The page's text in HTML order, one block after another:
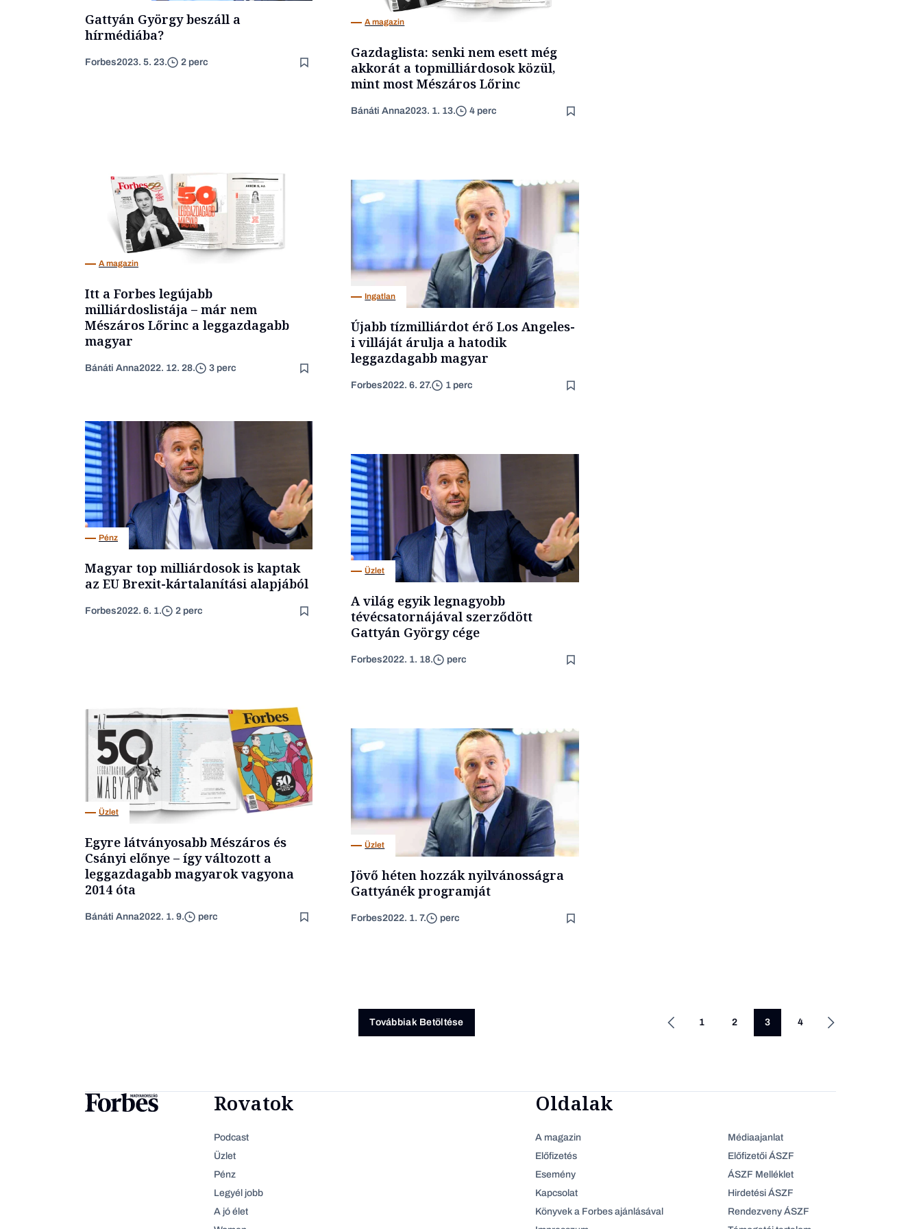
Gattyán György beszáll a
hírmédiába?
Forbes2023. 5. 23. 2 perc
A magazin
Gazdaglista: senki nem esett még
akkorát a topmilliárdosok közül,
mint most Mészáros Lőrinc
Bánáti Anna2023. 1. 13. 4 perc
A magazin
Itt a Forbes legújabb
milliárdoslistája – már nem
Mészáros Lőrinc a leggazdagabb
magyar
Bánáti Anna2022. 12. 28. 3 perc
Ingatlan
Újabb tízmilliárdot érő Los Angeles-
i villáját árulja a hatodik
leggazdagabb magyar
Forbes2022. 6. 27. 1 perc
Pénz
Magyar top milliárdosok is kaptak
az EU Brexit-kártalanítási alapjából
Forbes2022. 6. 1. 2 perc
Üzlet
A világ egyik legnagyobb
tévécsatornájával szerződött
Gattyán György cége
Forbes2022. 1. 18. perc
Üzlet
Egyre látványosabb Mészáros és
Csányi előnye – így változott a
leggazdagabb magyarok vagyona
2014 óta
Bánáti Anna2022. 1. 9. perc
Üzlet
Jövő héten hozzák nyilvánosságra
Gattyánék programját
Forbes2022. 1. 7. perc
Továbbiak Betöltése 1 2 3 4
Rovatok
Podcast
Üzlet
Pénz
Legyél jobb
A jó élet
Oldalak
A magazin
Előfizetés
Esemény
Kapcsolat
Könyvek a Forbes ajánlásával
Médiaajanlat
Előfizetői ÁSZF
ÁSZF Melléklet
Hirdetési ÁSZF
Rendezveny ÁSZF